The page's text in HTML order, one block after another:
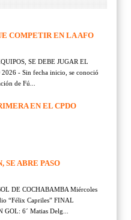
COMPETIR EN LA AFO
SE DEBE JUGAR EL
- Sin fecha inicio, se conoció
de Fú...
EN EL CPDO
SE ABRE PASO
DE COCHABAMBA Miércoles
“Félix Capriles” FINAL
6´ Matias Delg...